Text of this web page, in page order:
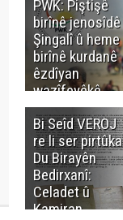
PWK: Piştişê
birînê jenosîdê
Şingalî û heme
birînê kurdanê
êzdîyan
wazîfeyêkê
neteweyî yê
heme kurdanê
dinya yo
Bi Seîd VEROJ
re li ser pirtûka
Du Birayên
Bedirxanî:
Celadet û
Kamiran